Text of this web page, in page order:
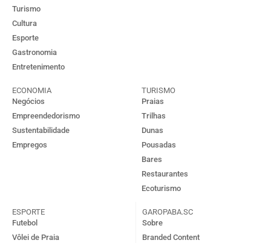
Turismo
Cultura
Esporte
Gastronomia
Entretenimento
ECONOMIA
Negócios
Empreendedorismo
Sustentabilidade
Empregos
TURISMO
Praias
Trilhas
Dunas
Pousadas
Bares
Restaurantes
Ecoturismo
ESPORTE
Futebol
Vôlei de Praia
GAROPABA.SC
Sobre
Branded Content